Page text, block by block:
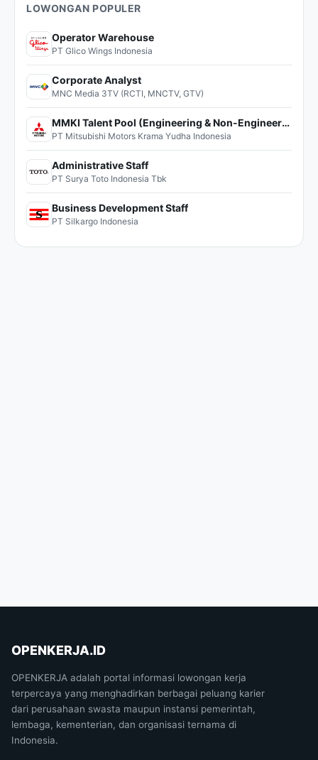
LOWONGAN POPULER
Operator Warehouse
PT Glico Wings Indonesia
Corporate Analyst
MNC Media 3TV (RCTI, MNCTV, GTV)
MMKI Talent Pool (Engineering & Non-Engineering)
PT Mitsubishi Motors Krama Yudha Indonesia
Administrative Staff
PT Surya Toto Indonesia Tbk
Business Development Staff
PT Silkargo Indonesia
OPENKERJA.ID
OPENKERJA adalah portal informasi lowongan kerja
terpercaya yang menghadirkan berbagai peluang karier
dari perusahaan swasta maupun instansi pemerintah,
lembaga, kementerian, dan organisasi ternama di
Indonesia.